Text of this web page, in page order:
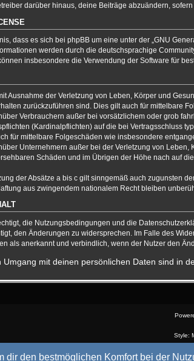
dir den bestmöglichen Komfort bei der
darüber hinaus, deine Beiträge abzuändern,
dass es sich bei phpBB um eine unter der „GNU
werden durch die deutschsprachige
insbesondere die Verwendung der Software für
Ausnahme der Verletzung von Leben, Körper und
zurückzuführen sind. Dies gilt auch für mittelbare
Verbrauchern außer bei vorsätzlichem oder grob
(Kardinalpflichten) auf die bei Vertragsschluss
für mittelbare Folgeschäden wie insbesondere
Unternehmern außer bei der Verletzung von
Schäden und im Übrigen der Höhe nach auf
der Absätze a bis c gilt sinngemäß auch zugunsten
aus zwingendem nationalem Recht bleiben
die Nutzungsbedingungen und die
den Änderungen zu widersprechen. Im Falle des
als anerkannt und verbindlich, wenn der Nutzer den
mit deinen persönlichen Daten sind in
Style: